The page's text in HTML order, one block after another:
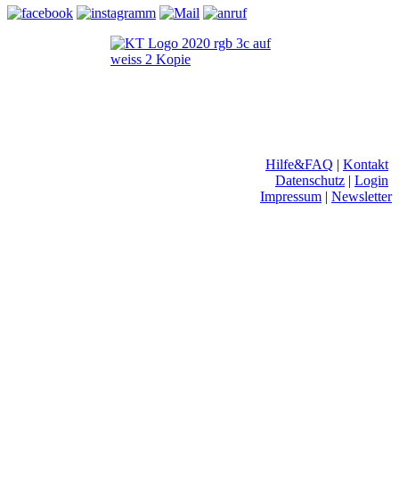
Hilfe&FAQ | Kontakt
Datenschutz | Login
Impressum | Newsletter